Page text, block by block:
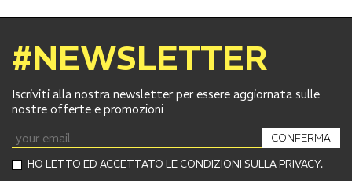
#NEWSLETTER
Iscriviti alla nostra newsletter per essere aggiornata sulle
nostre offerte e promozioni
HO LETTO ED ACCETTATO LE CONDIZIONI SULLA PRIVACY.
CONFERMA